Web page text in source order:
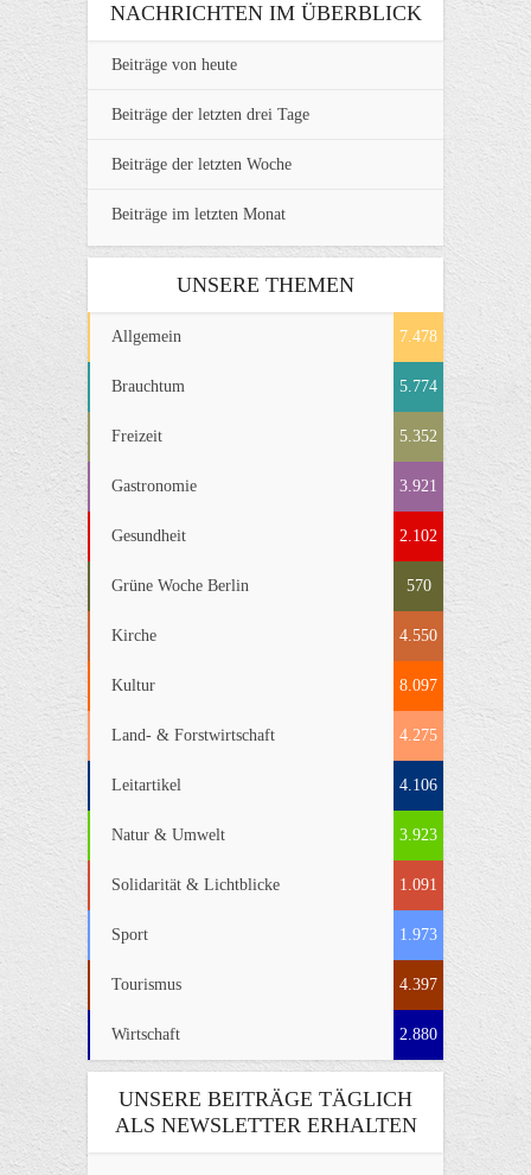
NACHRICHTEN IM ÜBERBLICK
Beiträge von heute
Beiträge der letzten drei Tage
Beiträge der letzten Woche
Beiträge im letzten Monat
UNSERE THEMEN
Allgemein 7.478
Brauchtum 5.774
Freizeit 5.352
Gastronomie 3.921
Gesundheit 2.102
Grüne Woche Berlin 570
Kirche 4.550
Kultur 8.097
Land- & Forstwirtschaft 4.275
Leitartikel 4.106
Natur & Umwelt 3.923
Solidarität & Lichtblicke 1.091
Sport 1.973
Tourismus 4.397
Wirtschaft 2.880
UNSERE BEITRÄGE TÄGLICH
ALS NEWSLETTER ERHALTEN